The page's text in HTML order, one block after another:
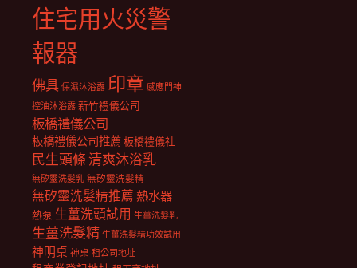
住宅用火災警
報器
佛具 保濕沐浴露 印章 感應門神
控油沐浴露 新竹禮儀公司
板橋禮儀公司
板橋禮儀公司推薦板橋禮儀社
民生頭條清爽沐浴乳
無矽靈洗髮乳 無矽靈洗髮精
無矽靈洗髮精推薦 熱水器
熱泵 生薑洗頭試用 生薑洗髮乳
生薑洗髮精 生薑洗髮精功效試用
神明桌 神桌 租公司地址